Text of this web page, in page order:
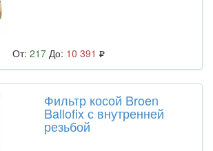
От: 217 До: 10 391
Фильтр косой Broen
Ballofix с внутренней
резьбой